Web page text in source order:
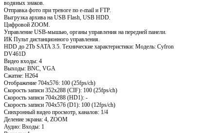
водяных знаков.
Отправка фото при тревоге по e-mail и FTP.
Выгрузка архива на USB Flash, USB HDD.
Цифровой ZOOM.
Управление USB-мышью, органы управления на передней панели.
ИК Пульт дистанционного управления.
HDD до 2Tb SATA 3.5. Технические характеристики: Модель: Cyfron
DV461D
Видео входы: 4
Выходы: BNC, VGA
Сжатие: H264
Отображение 704x576: 100 (25fps/ch)
Скорость записи 352x288 (CIF): 100 (25fps/ch)
Скорость записи 704x288 (HD1): -
Скорость записи 704x576 (D1): 100 (12fps/ch)
Синхронный видео просмотр, каналов: 1/4
Деление экрана: 4, ZOOM
Аудио: Входы: 1